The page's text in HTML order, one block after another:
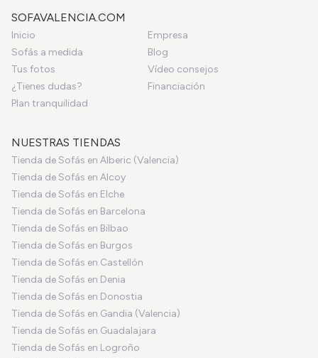
SOFAVALENCIA.COM
Inicio
Empresa
Sofás a medida
Blog
Tus fotos
Vídeo consejos
¿Tienes dudas?
Financiación
Plan tranquilidad
NUESTRAS TIENDAS
Tienda de Sofás en Alberic (Valencia)
Tienda de Sofás en Alcoy
Tienda de Sofás en Elche
Tienda de Sofás en Barcelona
Tienda de Sofás en Bilbao
Tienda de Sofás en Burgos
Tienda de Sofás en Castellón
Tienda de Sofás en Denia
Tienda de Sofás en Donostia
Tienda de Sofás en Gandia (Valencia)
Tienda de Sofás en Guadalajara
Tienda de Sofás en Logroño